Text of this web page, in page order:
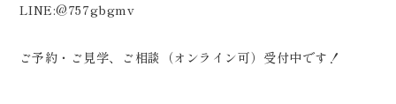
LINE:@757gbgmv
ご予約・ご見学、ご相談（オンライン可）受付中です！